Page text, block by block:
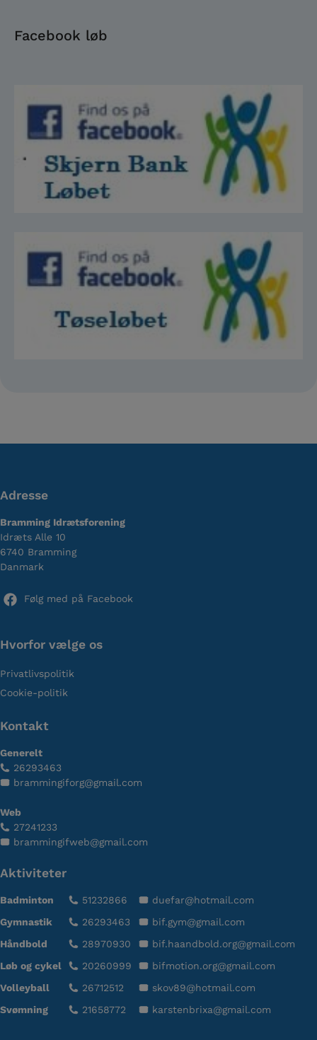
Facebook løb
Adresse
Bramming Idrætsforening
Idræts Alle 10
6740 Bramming
Danmark
Følg med på Facebook
Hvorfor vælge os
Privatlivspolitik
Cookie-politik
Kontakt
Generelt
26293463
brammingiforg@gmail.com
Web
27241233
brammingifweb@gmail.com
Aktiviteter
Badminton 51232866
duefar@hotmail.com
Gymnastik
26293463
bif.gym@gmail.com
Håndbold
28970930
bif.haandbold.org@gmail.com
Løb og cykel
20260999
bifmotion.org@gmail.com
Volleyball
26712512
skov89@hotmail.com
Svømning
21658772 karstenbrixa@gmail.com